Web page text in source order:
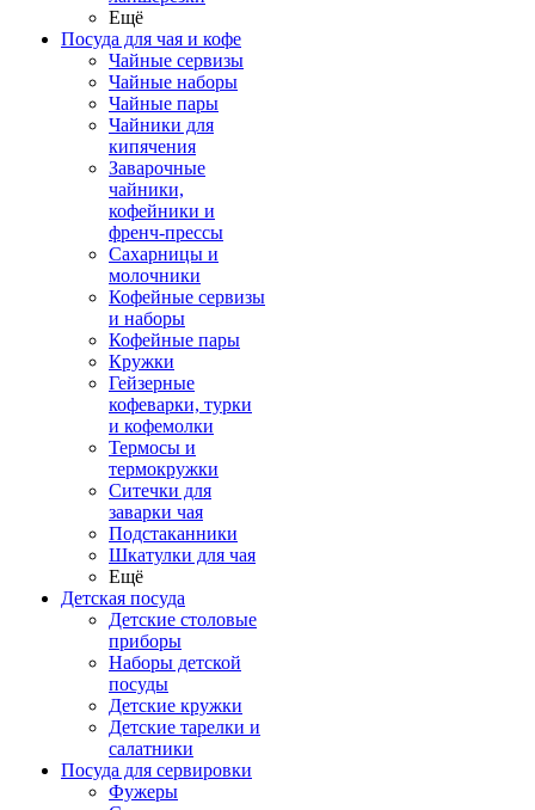
Ещё
Посуда для чая и кофе
Чайные сервизы
Чайные наборы
Чайные пары
Чайники для
кипячения
Заварочные
чайники,
кофейники и
френч-прессы
Сахарницы и
молочники
Кофейные сервизы
и наборы
Кофейные пары
Кружки
Гейзерные
кофеварки, турки
и кофемолки
Термосы и
термокружки
Ситечки для
заварки чая
Подстаканники
Шкатулки для чая
Ещё
Детская посуда
Детские столовые
приборы
Наборы детской
посуды
Детские кружки
Детские тарелки и
салатники
Посуда для сервировки
Фужеры